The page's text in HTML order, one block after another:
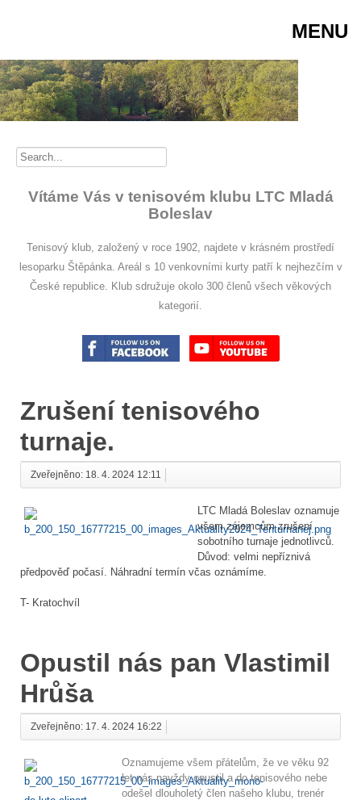
MENU
Vítáme Vás v tenisovém klubu LTC Mladá
Boleslav
Tenisový klub, založený v roce 1902, najdete v krásném prostředí
lesoparku Štěpánka. Areál s 10 venkovními kurty patří k nejhezčím v
České republice. Klub sdružuje okolo 300 členů všech věkových
kategorií.
Zrušení tenisového
turnaje.
Zveřejněno: 18. 4. 2024 12:11
LTC Mladá Boleslav oznamuje
všem zájemcům zrušení
sobotního turnaje jednotlivců.
Důvod: velmi nepříznivá
předpověď počasí. Náhradní termín včas oznámíme.
T- Kratochvíl
Opustil nás pan Vlastimil
Hrůša
Zveřejněno: 17. 4. 2024 16:22
Oznamujeme všem přátelům, že ve věku 92
let nás navždy opustil a do tenisového nebe
odešel dlouholetý člen našeho klubu, trenér